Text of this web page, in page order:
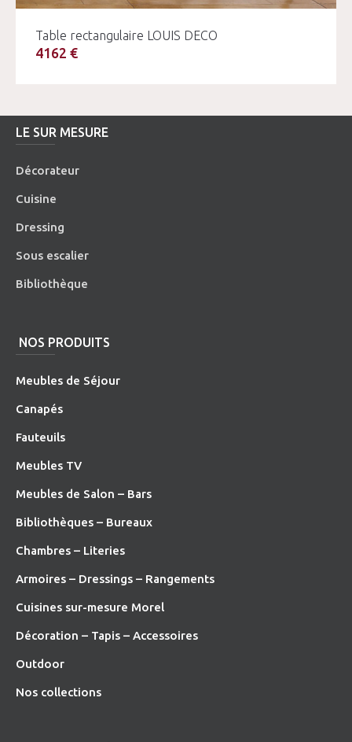
Table rectangulaire LOUIS DECO
4162 €
LE SUR MESURE
Décorateur
Cuisine
Dressing
Sous escalier
Bibliothèque
NOS PRODUITS
Meubles de Séjour
Canapés
Fauteuils
Meubles TV
Meubles de Salon – Bars
Bibliothèques – Bureaux
Chambres – Literies
Armoires – Dressings – Rangements
Cuisines sur-mesure Morel
Décoration – Tapis – Accessoires
Outdoor
Nos collections